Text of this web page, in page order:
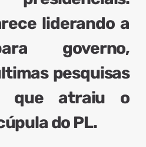
liderando a
governo,
pesquisas
que atraiu o
do PL.